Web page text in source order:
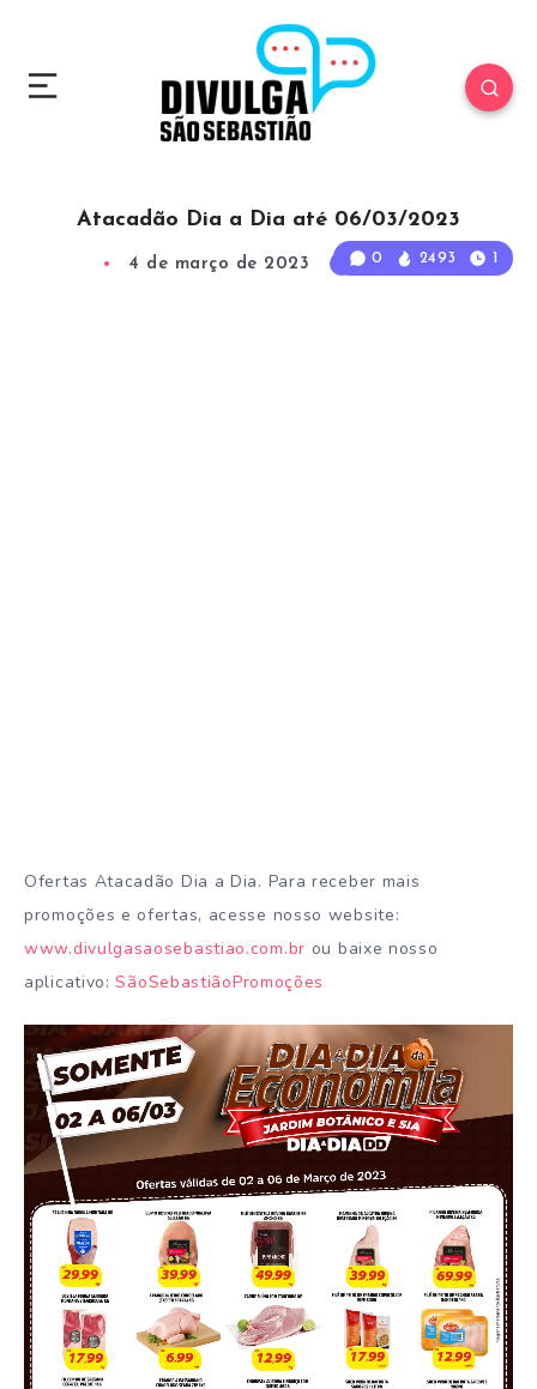
0 2493 1
Atacadão Dia a Dia até 06/03/2023
4 de março de 2023 Min Read
Ofertas Atacadão Dia a Dia. Para receber mais
promoções e ofertas, acesse nosso website:
www.divulgasaosebastiao.com.br ou baixe nosso
aplicativo:SãoSebastiãoPromoções